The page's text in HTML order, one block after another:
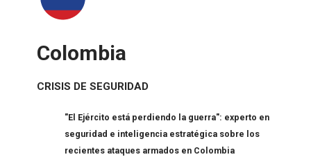
Colombia
CRISIS DE SEGURIDAD
"El Ejército está perdiendo la guerra": experto en
seguridad e inteligencia estratégica sobre los
recientes ataques armados en Colombia